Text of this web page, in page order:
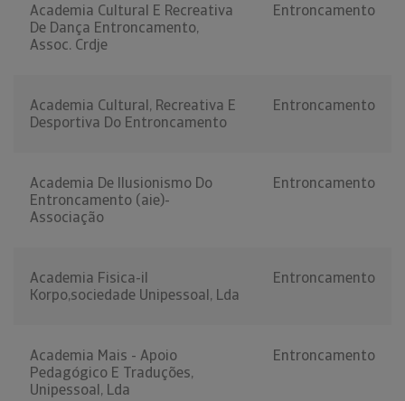
Academia Cultural E Recreativa
De Dança Entroncamento,
Assoc. Crdje
Entroncamento
Academia Cultural, Recreativa E
Desportiva Do Entroncamento
Entroncamento
Academia De Ilusionismo Do
Entroncamento (aie)-
Associação
Entroncamento
Academia Fisica-il
Korpo,sociedade Unipessoal, Lda
Entroncamento
Academia Mais - Apoio
Pedagógico E Traduções,
Unipessoal, Lda
Entroncamento